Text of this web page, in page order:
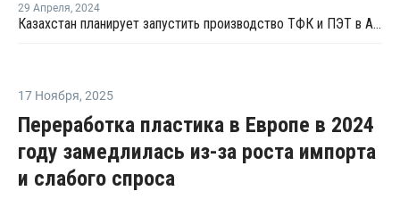
29 Апреля, 2024
Казахстан планирует запустить производство ТФК и ПЭТ в Атырау в 2029 году
17 Ноября, 2025
Переработка пластика в Европе в 2024
году замедлилась из-за роста импорта
и слабого спроса